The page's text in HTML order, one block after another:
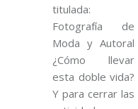
titulada:
Fotografía de
Moda y Autoral
¿Cómo llevar
esta doble vida?
Y para cerrar las